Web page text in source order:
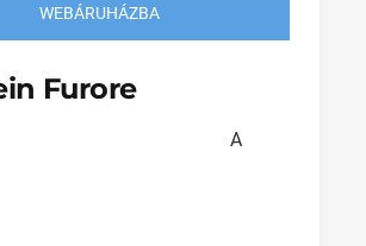
WEBÁRUHÁZBA
Furore
A